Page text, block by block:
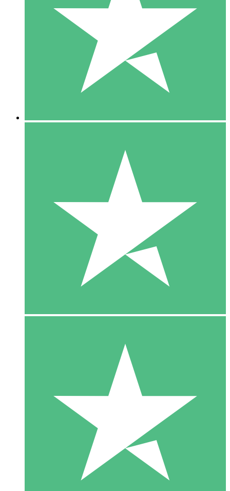
Payez à l'utilisation avec des crédits de téléchargement. Sans
1 Téléchargement
10 00
10 Téléchargements
20 00